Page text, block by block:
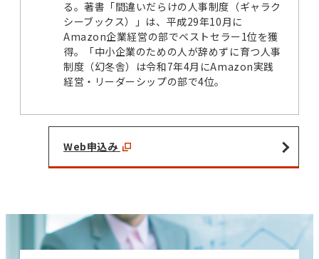
る。著書「間違いだらけの人事制度（ギャラク
シーブックス）」は、平成29年10月に
Amazon企業経営の部でベストセラー1位を獲
得。「中小企業のための人が辞めずに育つ人事
制度（幻冬舎）は令和7年4月にAmazon実践
経営・リーダーシップの部で4位。
Web申込み